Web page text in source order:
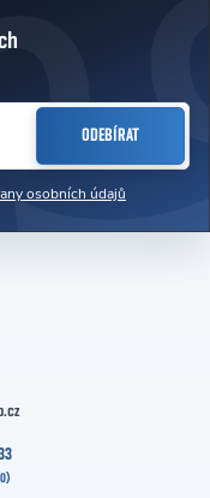
osobních údajů
ODEBÍRAT